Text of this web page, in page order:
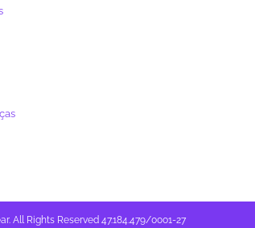
All Rights Reserved 47.184.479/0001-27